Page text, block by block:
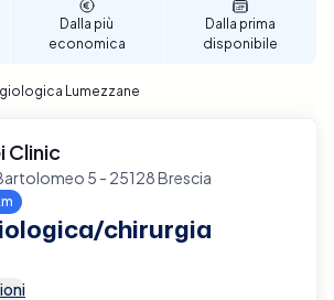
Dalla più
economica
Dalla prima
disponibile
Lumezzane
Clinic
5 - 25128 Brescia
chirurgia